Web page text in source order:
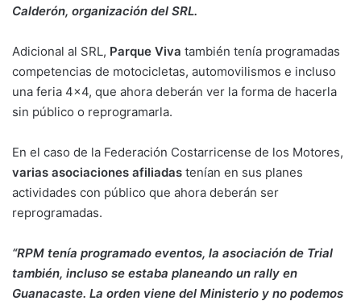
Calderón, organización del SRL.
Adicional al SRL, Parque Viva también tenía programadas
competencias de motocicletas, automovilismos e incluso
una feria 4×4, que ahora deberán ver la forma de hacerla
sin público o reprogramarla.
En el caso de la Federación Costarricense de los Motores,
varias asociaciones afiliadas tenían en sus planes
actividades con público que ahora deberán ser
reprogramadas.
“RPM tenía programado eventos, la asociación de Trial
también, incluso se estaba planeando un rally en
Guanacaste. La orden viene del Ministerio y no podemos